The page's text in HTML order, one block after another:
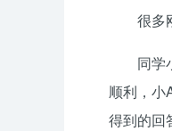
很多
同学
顺利，小
得到的回